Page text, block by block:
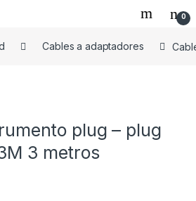
0
Cables a adaptadores
plug – plug
3 metros